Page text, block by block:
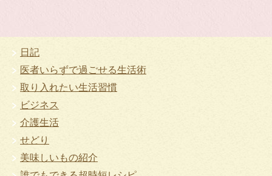
日記
医者いらずで過ごせる生活術
取り入れたい生活習慣
ビジネス
介護生活
せどり
美味しいもの紹介